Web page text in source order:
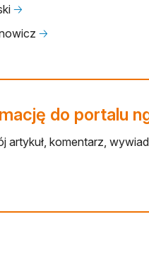
🡢
🡢
do portalu
artykuł, komentarz,